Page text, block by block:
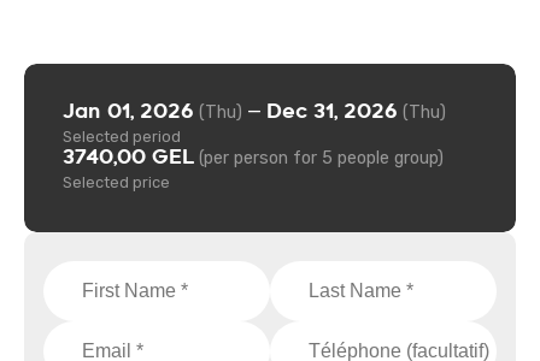
Jan 01, 2026 (Thu) — Dec 31, 2026 (Thu)
Selected period
3740,00 GEL (per person for 5 people group)
Selected price